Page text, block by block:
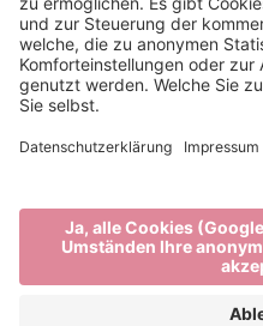
Brixen Tourismus
Privacy
Impressum
produced by